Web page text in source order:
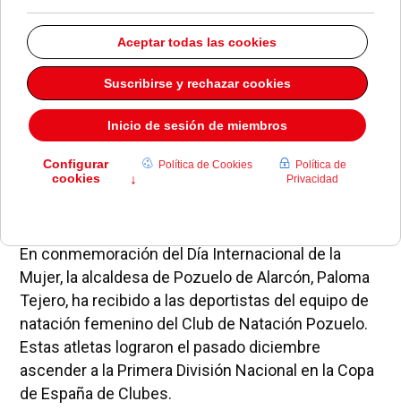
En conmemoración del Día Internacional de la
Mujer, la alcaldesa de Pozuelo de Alarcón, Paloma
Tejero, ha recibido a las deportistas del equipo de
natación femenino del Club de Natación Pozuelo.
Estas atletas lograron el pasado diciembre
ascender a la Primera División Nacional en la Copa
de España de Clubes.